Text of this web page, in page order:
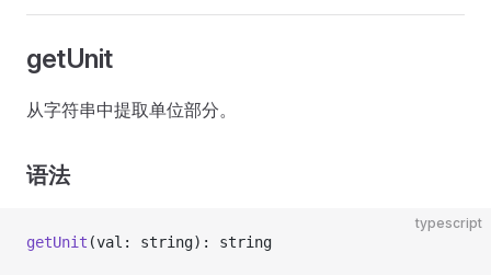
getUnit
从字符串中提取单位部分。
语法
typescript
getUnit (val: string): string